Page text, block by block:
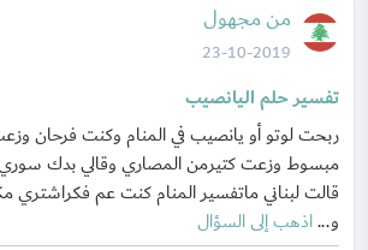
من مجهول
23-10-2019
تفسير حلم اليانصيب
ربحت لوتو أو يانصيب في المنام وكنت فرحان
مبسوط وزعت كتيرمن المصاري وقالي بدك سوري
قالت لبناني ماتفسير المنام كنت عم
و...اذهب إلى السؤال